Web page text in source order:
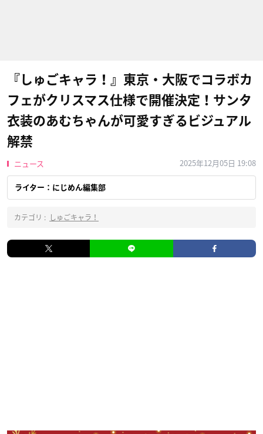
『しゅごキャラ！』東京・大阪でコラボカ
フェがクリスマス仕様で開催決定！サンタ
衣装のあむちゃんが可愛すぎるビジュアル
解禁
ニュース 2025年12月05日 19:08
ライター：にじめん編集部
カテゴリ : しゅごキャラ！